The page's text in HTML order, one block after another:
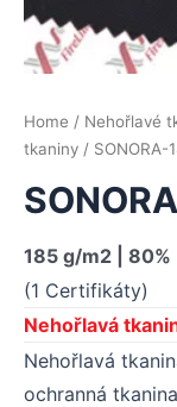
Home / Nehořlavé
tkaniny / SONORA-
185 g/m2 | 80%
(1 Certifikáty)
Nehořlavá
Nehořlavá
ochranná